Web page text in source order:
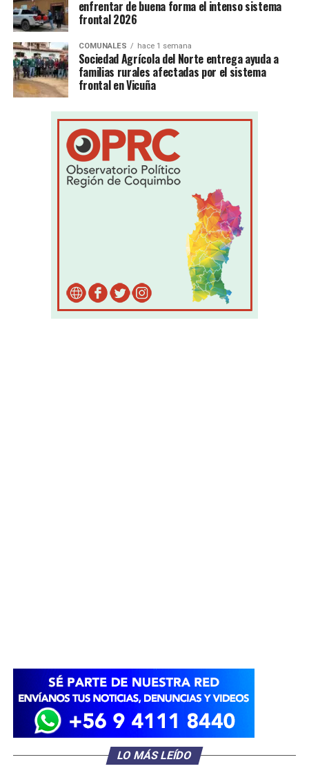
enfrentar de buena forma el intenso sistema
frontal 2026
COMUNALES hace 1 semana
Sociedad Agrícola del Norte entrega ayuda a
familias rurales afectadas por el sistema
frontal en Vicuña
LO MÁS LEÍDO